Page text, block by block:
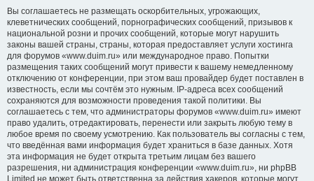
Вы соглашаетесь не размещать оскорбительных, угрожающих,
клеветнических сообщений, порнографических сообщений, призывов к
национальной розни и прочих сообщений, которые могут нарушить
законы вашей страны, страны, которая предоставляет услуги хостинга
для форумов «www.duim.ru» или международное право. Попытки
размещения таких сообщений могут привести к вашему немедленному
отключению от конференции, при этом ваш провайдер будет поставлен в
известность, если мы сочтём это нужным. IP-адреса всех сообщений
сохраняются для возможности проведения такой политики. Вы
соглашаетесь с тем, что администраторы форумов «www.duim.ru» имеют
право удалить, отредактировать, перенести или закрыть любую тему в
любое время по своему усмотрению. Как пользователь вы согласны с тем,
что введённая вами информация будет храниться в базе данных. Хотя
эта информация не будет открыта третьим лицам без вашего
разрешения, ни администрация конференции «www.duim.ru», ни phpBB
Limited не может быть ответственна за действия хакеров, которые могут